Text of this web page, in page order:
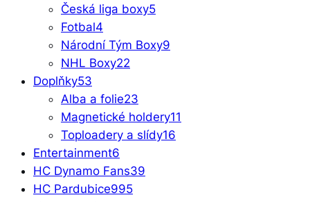
Česká liga boxy5
Fotbal4
Národní Tým Boxy9
NHL Boxy22
Doplňky53
Alba a folie23
Magnetické holdery11
Toploadery a slídy16
Entertainment6
HC Dynamo Fans39
HC Pardubice995